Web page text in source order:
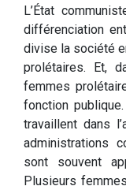
L’État
différenciation
divise la société
prolétaires. Et,
femmes
fonction
travaillent dans
administrations
sont souvent
Plusieurs